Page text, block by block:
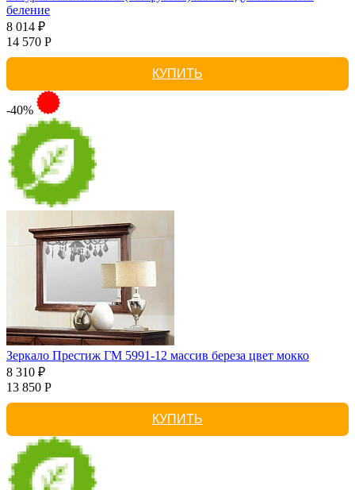
беление
8 014 ₽
14 570 Р
КУПИТЬ
-40%
Зеркало Престиж ГМ 5991-12 массив береза цвет мокко
8 310 ₽
13 850 Р
КУПИТЬ